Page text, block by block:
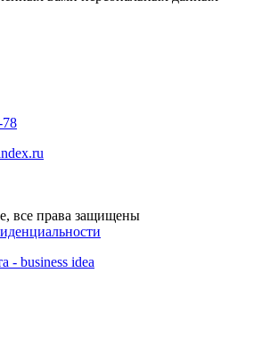
78
все права защищены
- business idea